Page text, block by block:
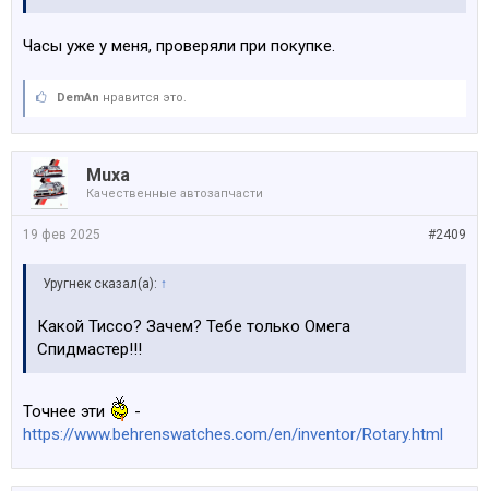
Часы уже у меня, проверяли при покупке.
DemAn нравится это.
Muxa
Качественные автозапчасти
#2409
19 фев 2025
Уругнек сказал(а): ↑
Какой Тиссо? Зачем? Тебе только Омега
Спидмастер!!!
Точнее эти
-
https://www.behrenswatches.com/en/inventor/Rotary.html